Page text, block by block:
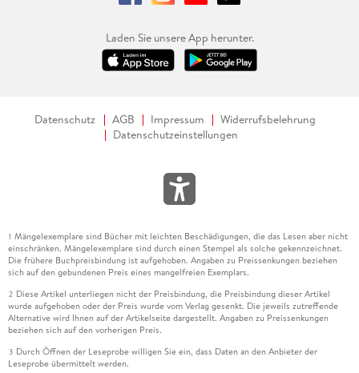
Laden Sie unsere App herunter.
Datenschutz AGB Impressum
Widerrufsbelehrung
Datenschutzeinstellungen
1 Mängelexemplare sind Bücher mit leichten Beschädigungen, die das Lesen aber nicht
einschränken. Mängelexemplare sind durch einen Stempel als solche gekennzeichnet.
Die frühere Buchpreisbindung ist aufgehoben. Angaben zu Preissenkungen beziehen
sich auf den gebundenen Preis eines mangelfreien Exemplars.
2 Diese Artikel unterliegen nicht der Preisbindung, die Preisbindung dieser Artikel
wurde aufgehoben oder der Preis wurde vom Verlag gesenkt. Die jeweils zutreffende
Alternative wird Ihnen auf der Artikelseite dargestellt. Angaben zu Preissenkungen
beziehen sich auf den vorherigen Preis.
3 Durch Öffnen der Leseprobe willigen Sie ein, dass Daten an den Anbieter der
Leseprobe übermittelt werden.